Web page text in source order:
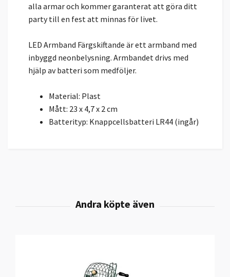
alla armar och kommer garanterat att göra ditt
party till en fest att minnas för livet.
LED Armband Färgskiftande är ett armband med
inbyggd neonbelysning. Armbandet drivs med
hjälp av batteri som medföljer.
Material: Plast
Mått: 23 x 4,7 x 2 cm
Batterityp: Knappcellsbatteri LR44 (ingår)